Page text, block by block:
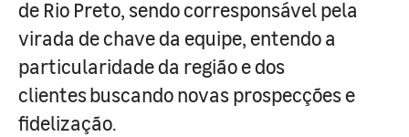
de Rio Preto, sendo corresponsável pela
virada de chave da equipe, entendo a
particularidade da região e dos
clientes buscando novas prospecções e
fidelização.